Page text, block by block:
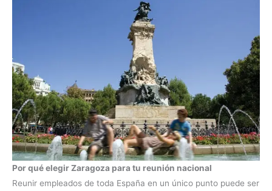
Por qué elegir Zaragoza para tu reunión nacional
Reunir empleados de toda España en un único punto puede ser